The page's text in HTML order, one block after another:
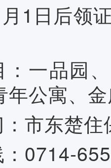
1日后领
：一品园
年公寓、
市东楚住
：0714-